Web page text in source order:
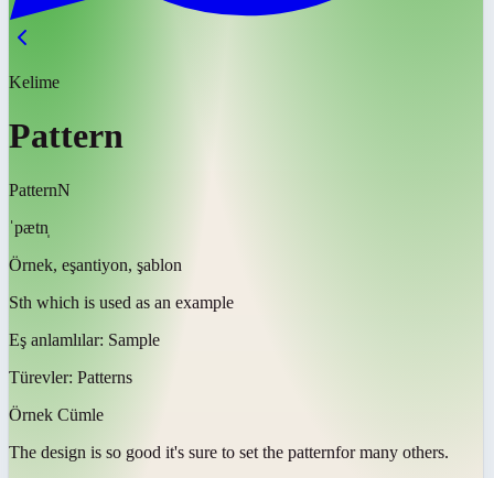
Kelime
Pattern
PatternN
ˈpætn̩
Örnek, eşantiyon, şablon
Sth which is used as an example
Eş anlamlılar: Sample
Türevler: Patterns
Örnek Cümle
The design is so good it's sure to set the patternfor many others.